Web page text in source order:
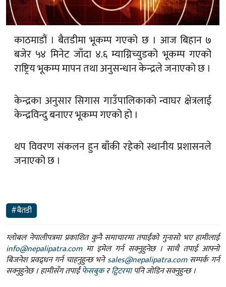
काठमाडौं । बैतडीमा भूकम्प गएको छ । आज बिहान ७
बजेर ५४ मिनेट जाँदा ४.६ म्याग्निच्युडको भूकम्प गएको
राष्ट्रिय भूकम्प मापन तथा अनुसन्धान केन्द्रले जनाएको छ ।
केन्द्रका अनुसार सिगास गाउँपालिकाको न्वाघर क्षेत्रलाई
केन्द्रविन्दु बनाएर भूकम्प गएको हो ।
थप विवरण संकलन हुन बाँकी रहेको स्थानीय प्रशासनले
जनाएको छ ।
#बैतडी
ग्लोबल नेपालीपत्रमा प्रकाशित कुनै समाचारमा तपाईंको गुनासो भए हामीलाई
info@nepalipatra.comमा इमेल गर्न सक्नुहुनेछ । साथै तपाई आफ्नो
बिजनेश प्रवद्र्धन गर्न चाहनुहुन्छ भनेsales@nepalipatra.comसम्पर्क गर्न
सक्नुहुनेछ । हामीसँग तपाईंफेसबुकरट्विटरमापनि जोडिन सक्नुहुन्छ ।